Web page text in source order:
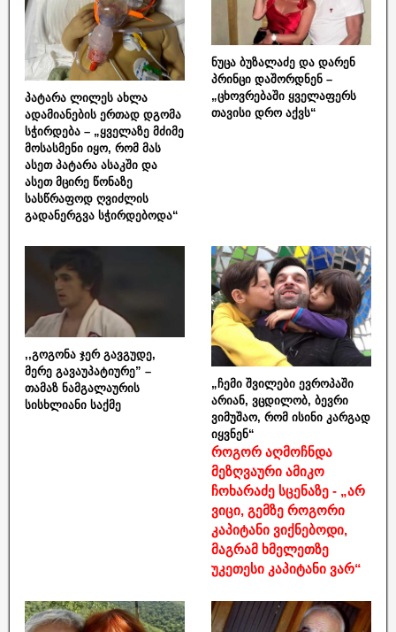
პატარა ლილეს ახლა
ადამიანების ერთად დგომა
სჭირდება – „ყველაზე მძიმე
მოსასმენი იყო, რომ მას
ასეთ პატარა ასაკში და
ასეთ მცირე წონაზე
სასწრაფოდ ღვიძლის
გადანერგვა სჭირდებოდა“
ნუცა ბუზალაძე და დარენ
პრინცი დაშორდნენ –
„ცხოვრებაში ყველაფერს
თავისი დრო აქვს“
,,გოგონა ჯერ გავგუდე,
მერე გავაუპატიურე” –
თამაზ ნამგალაურის
სისხლიანი საქმე
„ჩემი შვილები ევროპაში
არიან, ვცდილობ, ბევრი
ვიმუშაო, რომ ისინი კარგად
იყვნენ“
როგორ აღმოჩნდა
მეზღვაური ამიკო
ჩოხარაძე სცენაზე - „არ
ვიცი, გემზე როგორი
კაპიტანი ვიქნებოდი,
მაგრამ ხმელეთზე
უკეთესი კაპიტანი ვარ“